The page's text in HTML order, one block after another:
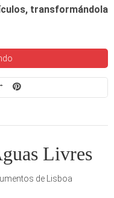
transformándola
Livres
de Lisboa